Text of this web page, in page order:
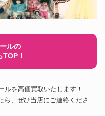
ルの
TOP！
ルを高価買取いたします！
ら、ぜひ当店にご連絡くださ